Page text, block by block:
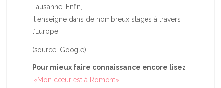
Lausanne. Enfin,
il enseigne dans de nombreux stages à travers
l’Europe.
(source: Google)
Pour mieux faire connaissance encore lisez
:«Mon cœur est à Romont»